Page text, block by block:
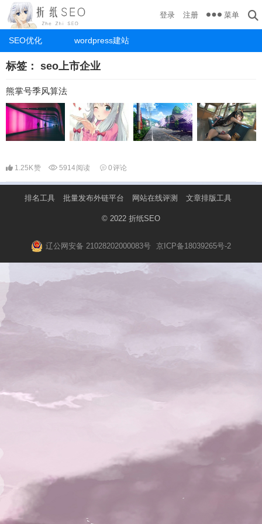
SEO优化 wordpress建站
登录 注册 菜单
标签： seo上市企业
熊掌号季风算法
1.25K赞 5914阅读 0评论
排名工具 批量发布外链平台 网站在线评测 文章排版工具
© 2022 折纸SEO
辽公网安备 21028202000083号 京ICP备18039265号-2